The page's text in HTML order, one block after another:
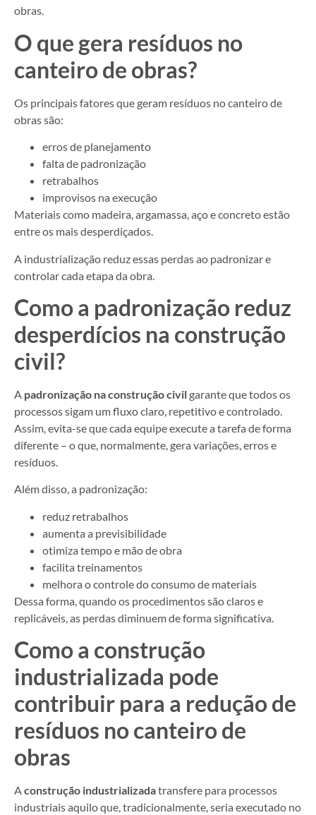
obras.
O que gera resíduos no
canteiro de obras?
Os principais fatores que geram resíduos no canteiro de
obras são:
erros de planejamento
falta de padronização
retrabalhos
improvisos na execução
Materiais como madeira, argamassa, aço e concreto estão
entre os mais desperdiçados.
A industrialização reduz essas perdas ao padronizar e
controlar cada etapa da obra.
Como a padronização reduz
desperdícios na construção
civil?
A padronização na construção civil garante que todos os
processos sigam um fluxo claro, repetitivo e controlado.
Assim, evita-se que cada equipe execute a tarefa de forma
diferente – o que, normalmente, gera variações, erros e
resíduos.
Além disso, a padronização:
reduz retrabalhos
aumenta a previsibilidade
otimiza tempo e mão de obra
facilita treinamentos
melhora o controle do consumo de materiais
Dessa forma, quando os procedimentos são claros e
replicáveis, as perdas diminuem de forma significativa.
Como a construção
industrializada pode
contribuir para a redução de
resíduos no canteiro de
obras
Aconstrução industrializadatransfere para processos
industriais aquilo que, tradicionalmente, seria executado no